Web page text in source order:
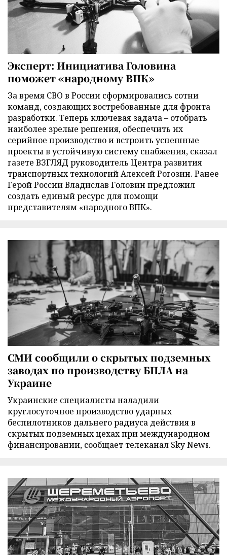
Эксперт: Инициатива Головина
поможет «народному ВПК»
За время СВО в России сформировались сотни
команд, создающих востребованные для фронта
разработки. Теперь ключевая задача – отобрать
наиболее зрелые решения, обеспечить их
серийное производство и встроить успешные
проекты в устойчивую систему снабжения, сказал
газете ВЗГЛЯД руководитель Центра развития
транспортных технологий Алексей Рогозин. Ранее
Герой России Владислав Головин предложил
создать единый ресурс для помощи
представителям «народного ВПК».
СМИ сообщили о скрытых подземных
заводах по производству БПЛА на
Украине
Украинские специалисты наладили
круглосуточное производство ударных
беспилотников дальнего радиуса действия в
скрытых подземных цехах при международном
финансировании, сообщает телеканал Sky News.